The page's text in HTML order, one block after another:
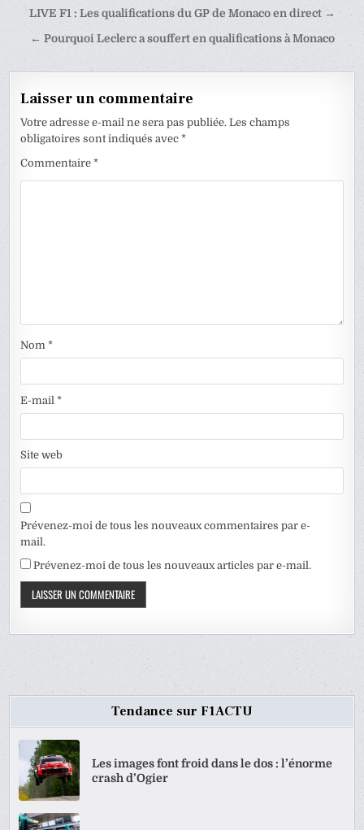
Navigation
de
LIVE F1 : Les qualifications du GP de Monaco en direct →
← Pourquoi Leclerc a souffert en qualifications à Monaco
Laisser un commentaire
Votre adresse e-mail ne sera pas publiée. Les champs
obligatoires sont indiqués avec*
Commentaire*
Nom*
E-mail*
Site web
Prévenez-moi de tous les nouveaux commentaires par e-
mail.
Prévenez-moi de tous les nouveaux articles par e-mail.
Tendance sur F1ACTU
Les images font froid dans le dos : l’énorme
crash d’Ogier